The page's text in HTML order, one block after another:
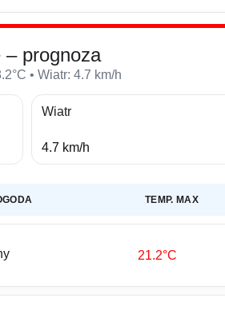
– prognoza
• Wiatr: 4.7 km/h
Wiatr
4.7 km/h
TEMP. MAX
21.2°C